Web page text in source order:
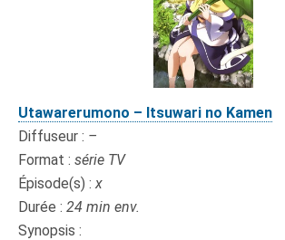
Utawarerumono – Itsuwari no Kamen
Diffuseur : –
Format : série TV
Épisode(s) : x
Durée : 24 min env.
Synopsis :